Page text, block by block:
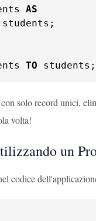
AS
students;
TO students;
solo record unici,
volta!
un
codice